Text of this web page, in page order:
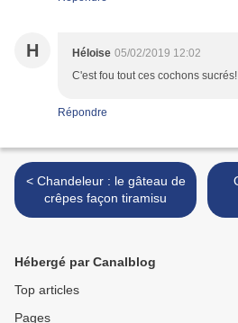
H Héloise 05/02/2019 12:02
C'est fou tout ces cochons sucrés!
Répondre
< Chandeleur : le gâteau de
crêpes façon tiramisu
Hébergé par Canalblog
Top articles
Pages